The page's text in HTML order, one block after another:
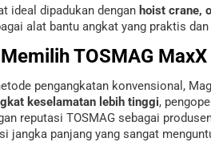
ideal dipadukan dengan hoist crane,
alat bantu angkat yang praktis dan
TOSMAG
pengangkatan konvensional,
keselamatan lebih tinggi,
reputasi TOSMAG sebagai
jangka panjang yang sangat